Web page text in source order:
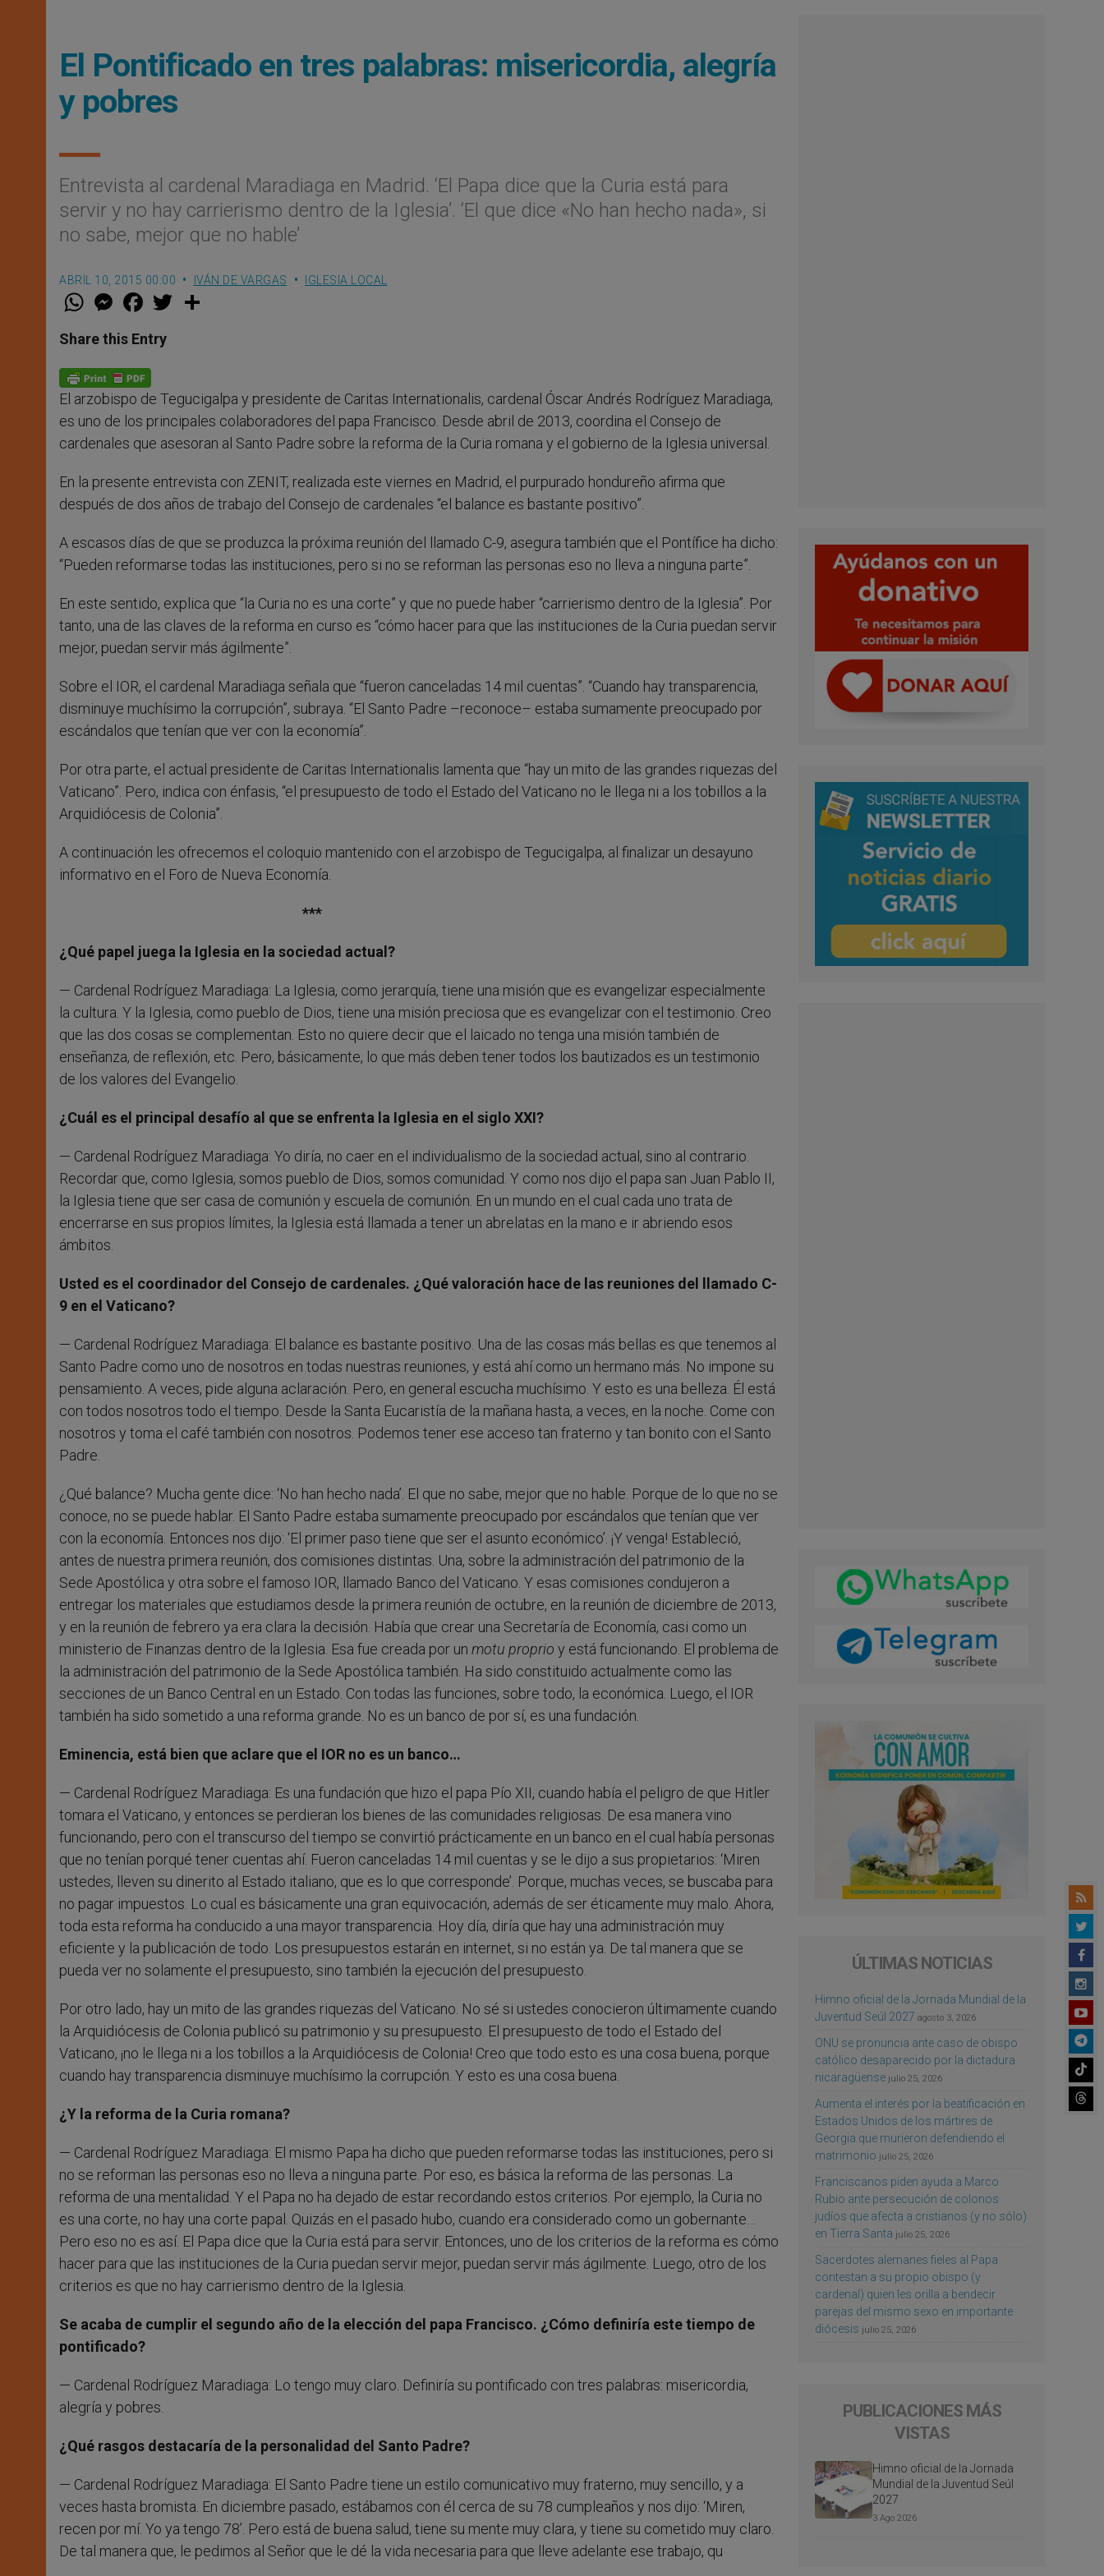
El Pontificado en tres palabras: misericordia, alegría
y pobres
Entrevista al cardenal Maradiaga en Madrid. ‘El Papa dice que la Curia está para
servir y no hay carrierismo dentro de la Iglesia’. ‘El que dice «No han hecho nada», si
no sabe, mejor que no hable’
ABRIL 10, 2015 00:00 IVÁN DE VARGAS IGLESIA LOCAL
W
t
s
p
p
M
e
s
e
g
e
r
F
a
e
b
o
k
w
Share this Entry
El arzobispo de Tegucigalpa y presidente de Caritas Internationalis, cardenal Óscar Andrés Rodríguez Maradiaga,
es uno de los principales colaboradores del papa Francisco. Desde abril de 2013, coordina el Consejo de
cardenales que asesoran al Santo Padre sobre la reforma de la Curia romana y el gobierno de la Iglesia universal.
En la presente entrevista con ZENIT, realizada este viernes en Madrid, el purpurado hondureño afirma que
después de dos años de trabajo del Consejo de cardenales “el balance es bastante positivo”.
A escasos días de que se produzca la próxima reunión del llamado C-9, asegura también que el Pontífice ha dicho:
“Pueden reformarse todas las instituciones, pero si no se reforman las personas eso no lleva a ninguna parte”.
En este sentido, explica que “la Curia no es una corte” y que no puede haber “carrierismo dentro de la Iglesia”. Por
tanto, una de las claves de la reforma en curso es “cómo hacer para que las instituciones de la Curia puedan servir
mejor, puedan servir más ágilmente”.
Sobre el IOR, el cardenal Maradiaga señala que “fueron canceladas 14 mil cuentas”. “Cuando hay transparencia,
disminuye muchísimo la corrupción”, subraya. “El Santo Padre –reconoce– estaba sumamente preocupado por
escándalos que tenían que ver con la economía”.
Por otra parte, el actual presidente de Caritas Internationalis lamenta que “hay un mito de las grandes riquezas del
Vaticano”. Pero, indica con énfasis, “el presupuesto de todo el Estado del Vaticano no le llega ni a los tobillos a la
Arquidiócesis de Colonia”.
A continuación les ofrecemos el coloquio mantenido con el arzobispo de Tegucigalpa, al finalizar un desayuno
informativo en el Foro de Nueva Economía.
***
¿Qué papel juega la Iglesia en la sociedad actual?
— Cardenal Rodríguez Maradiaga: La Iglesia, como jerarquía, tiene una misión que es evangelizar especialmente
la cultura. Y la Iglesia, como pueblo de Dios, tiene una misión preciosa que es evangelizar con el testimonio. Creo
que las dos cosas se complementan. Esto no quiere decir que el laicado no tenga una misión también de
enseñanza, de reflexión, etc. Pero, básicamente, lo que más deben tener todos los bautizados es un testimonio
de los valores del Evangelio.
¿Cuál es el principal desafío al que se enfrenta la Iglesia en el siglo XXI?
— Cardenal Rodríguez Maradiaga: Yo diría, no caer en el individualismo de la sociedad actual, sino al contrario.
Recordar que, como Iglesia, somos pueblo de Dios, somos comunidad. Y como nos dijo el papa san Juan Pablo II,
la Iglesia tiene que ser casa de comunión y escuela de comunión. En un mundo en el cual cada uno trata de
encerrarse en sus propios límites, la Iglesia está llamada a tener un abrelatas en la mano e ir abriendo esos
ámbitos.
Usted es el coordinador del Consejo de cardenales. ¿Qué valoración hace de las reuniones del llamado C-
9 en el Vaticano?
— Cardenal Rodríguez Maradiaga: El balance es bastante positivo. Una de las cosas más bellas es que tenemos al
Santo Padre como uno de nosotros en todas nuestras reuniones, y está ahí como un hermano más. No impone su
pensamiento. A veces, pide alguna aclaración. Pero, en general escucha muchísimo. Y esto es una belleza. Él está
con todos nosotros todo el tiempo. Desde la Santa Eucaristía de la mañana hasta, a veces, en la noche. Come con
nosotros y toma el café también con nosotros. Podemos tener ese acceso tan fraterno y tan bonito con el Santo
Padre.
¿Qué balance? Mucha gente dice: ‘No han hecho nada’. El que no sabe, mejor que no hable. Porque de lo que no se
conoce, no se puede hablar. El Santo Padre estaba sumamente preocupado por escándalos que tenían que ver
con la economía. Entonces nos dijo: ‘El primer paso tiene que ser el asunto económico’. ¡Y venga! Estableció,
antes de nuestra primera reunión, dos comisiones distintas. Una, sobre la administración del patrimonio de la
Sede Apostólica y otra sobre el famoso IOR, llamado Banco del Vaticano. Y esas comisiones condujeron a
entregar los materiales que estudiamos desde la primera reunión de octubre, en la reunión de diciembre de 2013,
y en la reunión de febrero ya era clara la decisión. Había que crear una Secretaría de Economía, casi como un
ministerio de Finanzas dentro de la Iglesia. Esa fue creada por un motu proprio y está funcionando. El problema de
la administración del patrimonio de la Sede Apostólica también. Ha sido constituido actualmente como las
secciones de un Banco Central en un Estado. Con todas las funciones, sobre todo, la económica. Luego, el IOR
también ha sido sometido a una reforma grande. No es un banco de por sí, es una fundación.
Eminencia, está bien que aclare que el IOR no es un banco…
— Cardenal Rodríguez Maradiaga: Es una fundación que hizo el papa Pío XII, cuando había el peligro de que Hitler
tomara el Vaticano, y entonces se perdieran los bienes de las comunidades religiosas. De esa manera vino
funcionando, pero con el transcurso del tiempo se convirtió prácticamente en un banco en el cual había personas
que no tenían porqué tener cuentas ahí. Fueron canceladas 14 mil cuentas y se le dijo a sus propietarios: ‘Miren
ustedes, lleven su dinerito al Estado italiano, que es lo que corresponde’. Porque, muchas veces, se buscaba para
no pagar impuestos. Lo cual es básicamente una gran equivocación, además de ser éticamente muy malo. Ahora,
toda esta reforma ha conducido a una mayor transparencia. Hoy día, diría que hay una administración muy
eficiente y la publicación de todo. Los presupuestos estarán en internet, si no están ya. De tal manera que se
pueda ver no solamente el presupuesto, sino también la ejecución del presupuesto.
Por otro lado, hay un mito de las grandes riquezas del Vaticano. No sé si ustedes conocieron últimamente cuando
la Arquidiócesis de Colonia publicó su patrimonio y su presupuesto. El presupuesto de todo el Estado del
Vaticano, ¡no le llega ni a los tobillos a la Arquidiócesis de Colonia! Creo que todo esto es una cosa buena, porque
cuando hay transparencia disminuye muchísimo la corrupción. Y esto es una cosa buena.
¿Y la reforma de la Curia romana?
— Cardenal Rodríguez Maradiaga: El mismo Papa ha dicho que pueden reformarse todas las instituciones, pero si
no se reforman las personas eso no lleva a ninguna parte. Por eso, es básica la reforma de las personas. La
reforma de una mentalidad. Y el Papa no ha dejado de estar recordando estos criterios. Por ejemplo, la Curia no
es una corte, no hay una corte papal. Quizás en el pasado hubo, cuando era considerado como un gobernante…
Pero eso no es así. El Papa dice que la Curia está para servir. Entonces, uno de los criterios de la reforma es cómo
hacer para que las instituciones de la Curia puedan servir mejor, puedan servir más ágilmente. Luego, otro de los
criterios es que no hay carrierismo dentro de la Iglesia.
Se acaba de cumplir el segundo año de la elección del papa Francisco. ¿Cómo definiría este tiempo de
pontificado?
— Cardenal Rodríguez Maradiaga: Lo tengo muy claro. Definiría su pontificado con tres palabras: misericordia,
alegría y pobres.
¿Qué rasgos destacaría de la personalidad del Santo Padre?
— Cardenal Rodríguez Maradiaga: El Santo Padre tiene un estilo comunicativo muy fraterno, muy sencillo, y a
veces hasta bromista. En diciembre pasado, estábamos con él cerca de su 78 cumpleaños y nos dijo: ‘Miren,
recen por mí. Yo ya tengo 78’. Pero está de buena salud, tiene su mente muy clara, y tiene su cometido muy claro.
De tal manera que, le pedimos al Señor que le dé la vida necesaria para que lleve adelante ese trabajo, qu
ÚLTIMAS NOTICIAS
Himno oficial de la Jornada Mundial de la
Juventud Seúl 2027 agosto 3, 2026
ONU se pronuncia ante caso de obispo
católico desaparecido por la dictadura
nicaragüense julio 25, 2026
Aumenta el interés por la beatificación en
Estados Unidos de los mártires de
Georgia que murieron defendiendo el
matrimonio julio 25, 2026
Franciscanos piden ayuda a Marco
Rubio ante persecución de colonos
judíos que afecta a cristianos (y no sólo)
en Tierra Santa julio 25, 2026
Sacerdotes alemanes fieles al Papa
contestan a su propio obispo (y
cardenal) quien les orilla a bendecir
parejas del mismo sexo en importante
diócesis julio 25, 2026
PUBLICACIONES MÁS
VISTAS
Himno oficial de la Jornada
Mundial de la Juventud Seúl
2027
3 Ago 2026